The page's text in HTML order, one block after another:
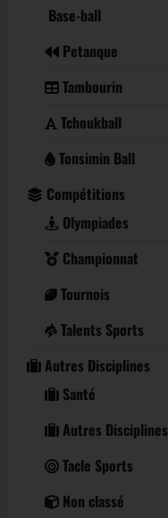
Base-ball
Petanque
Tambourin
Tchoukball
Tonsimin Ball
Compétitions
Olympiades
Championnat
Tournois
Talents Sports
Autres Disciplines
Santé
Autres Disciplines
Tacle Sports
Non classé